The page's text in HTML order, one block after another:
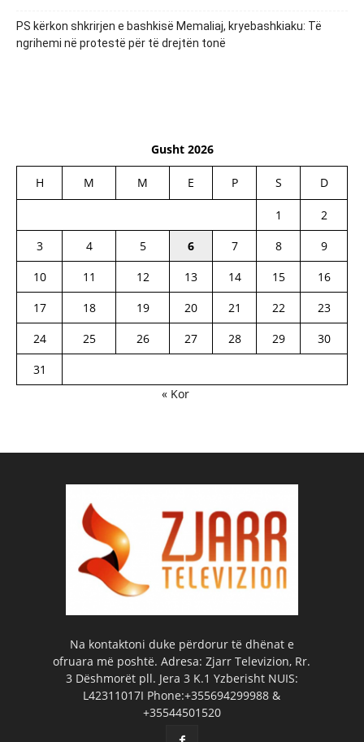
PS kërkon shkrirjen e bashkisë Memaliaj, kryebashkiaku: Të
ngrihemi në protestë për të drejtën tonë
Gusht 2026
H M M E P S D
1
2
3
4 5 6 7 8
9
10
11 12 13 14 15
16
17
18 19 20 21 22
23
24
25 26 27 28 29
30
31
« Kor
Na kontaktoni duke përdorur të dhënat e
ofruara më poshtë. Adresa: Zjarr Televizion, Rr.
3 Dëshmorët pll. Jera 3 K.1 Yzberisht NUIS:
L42311017I Phone:+355694299988 &
+35544501520